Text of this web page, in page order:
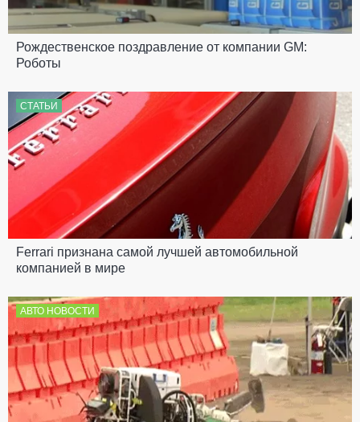
Рождественское поздравление от компании GM:
Роботы
СТАТЬИ
Ferrari признана самой лучшей автомобильной
компанией в мире
АВТО НОВОСТИ